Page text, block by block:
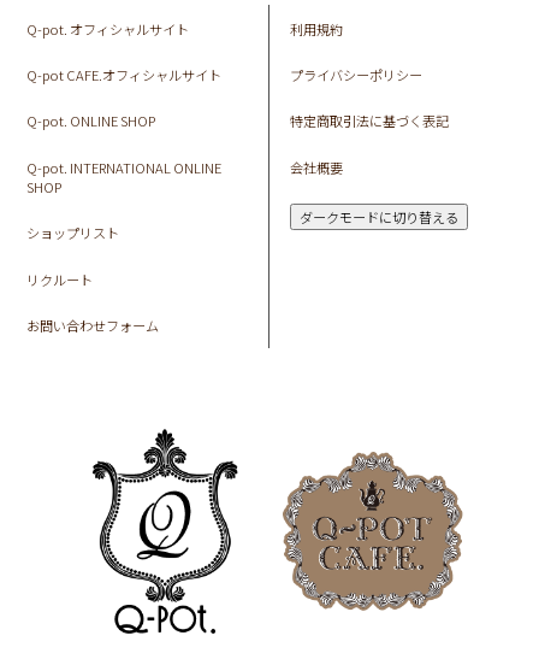
Q-pot. オフィシャルサイト
Q-pot CAFE.オフィシャルサイト
Q-pot. ONLINE SHOP
Q-pot. INTERNATIONAL ONLINE
SHOP
ショップリスト
リクルート
お問い合わせフォーム
利用規約
プライバシーポリシー
特定商取引法に基づく表記
会社概要
ダークモードに切り替える